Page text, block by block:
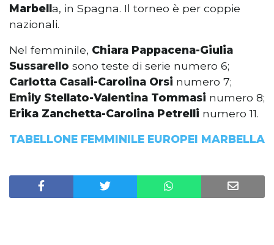
Marbella, in Spagna. Il torneo è per coppie
nazionali.
Nel femminile, Chiara Pappacena-Giulia
Sussarello sono teste di serie numero 6;
Carlotta Casali-Carolina Orsi numero 7;
Emily Stellato-Valentina Tommasi numero 8;
Erika Zanchetta-Carolina Petrelli numero 11.
TABELLONE FEMMINILE EUROPEI MARBELLA